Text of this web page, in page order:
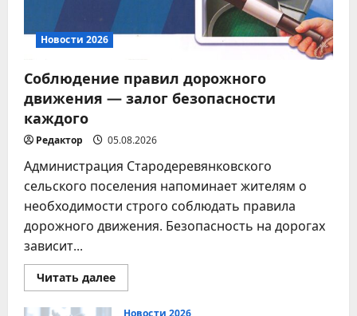
Новости 2026
Соблюдение правил дорожного
движения — залог безопасности
каждого
Редактор 05.08.2026
Администрация Стародеревянковского
сельского поселения напоминает жителям о
необходимости строго соблюдать правила
дорожного движения. Безопасность на дорогах
зависит...
Читать далееПрочитать
больше
Соблюдение